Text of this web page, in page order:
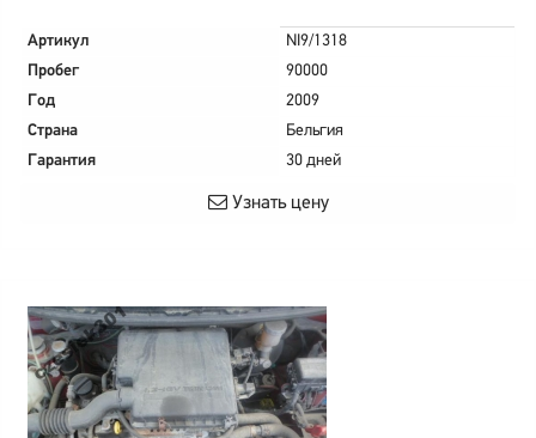
Артикул
NI9/1318
Пробег
90000
Год
2009
Страна
Бельгия
Гарантия
30 дней
Узнать цену